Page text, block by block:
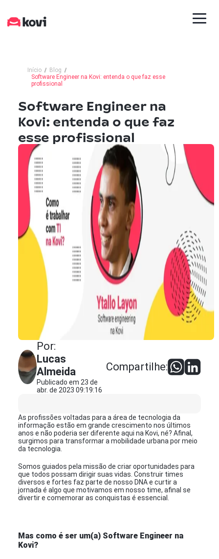
Início
Blog
Software Engineer na Kovi: entenda o que faz esse
profissional
Software Engineer na
Kovi: entenda o que faz
esse profissional
Por:
Lucas
Almeida
Publicado em 23 de
abr. de 2023 09:19:16
Compartilhe:
As profissões voltadas para a área de tecnologia da
informação estão em grande crescimento nos últimos
anos e não poderia ser diferente aqui na Kovi, né? Afinal,
surgimos para transformar a mobilidade urbana por meio
da tecnologia.
Somos guiados pela missão de criar oportunidades para
que todos possam dirigir suas vidas. Construir times
diversos e fortes faz parte de nosso DNA e curtir a
jornada é algo que motivamos em nosso time, afinal se
divertir e comemorar as conquistas é essencial.
Mas como é ser um(a) Software Engineer na
Kovi?